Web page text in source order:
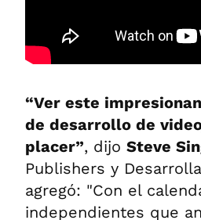
“Ver este
de desarrollo de
placer”, dijo Steve
Publishers y
agregó: "Con el
independientes que